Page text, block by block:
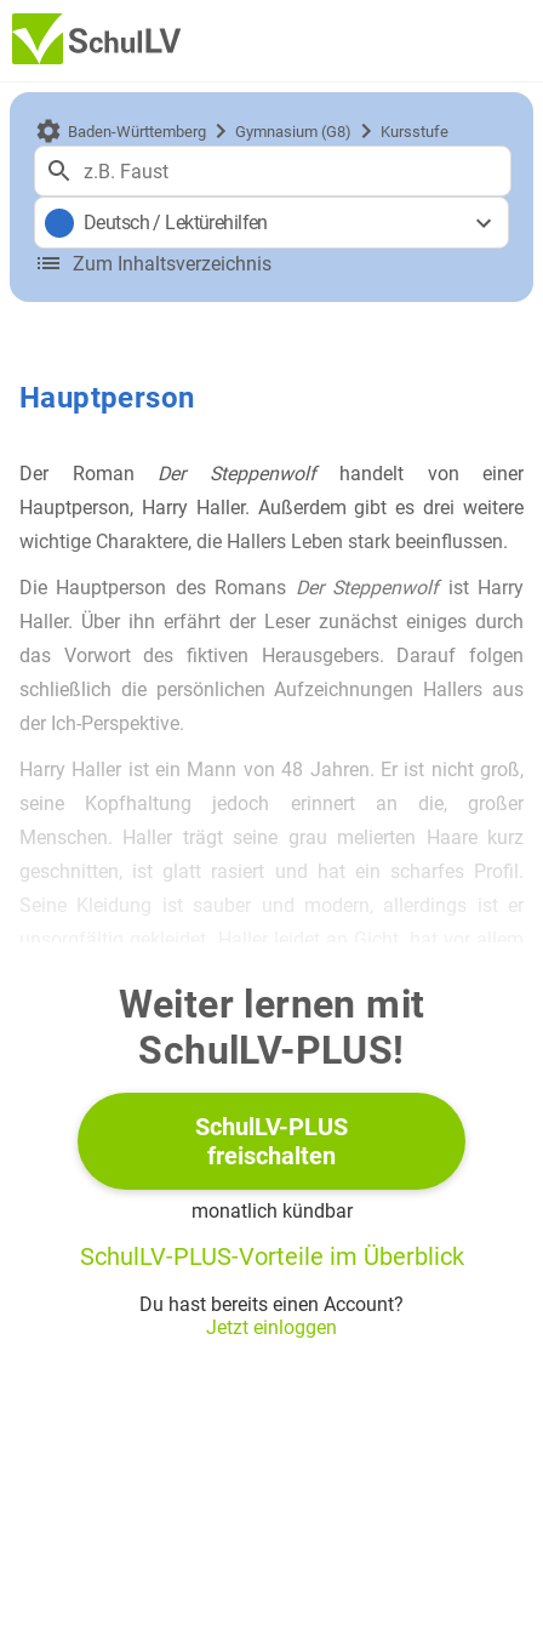
Baden-Württemberg Gymnasium (G8) Kursstufe
Deutsch/ Lektürehilfen
Zum Inhaltsverzeichnis
Hauptperson
Der Roman Der Steppenwolfhandelt von einer
Hauptperson, Harry Haller. Außerdem gibt es drei weitere
wichtige Charaktere, die Hallers Leben stark beeinflussen.
Die Hauptperson des Romans Der Steppenwolfist Harry
Haller. Über ihn erfährt der Leser zunächst einiges durch
das Vorwort des fiktiven Herausgebers. Darauf folgen
schließlich die persönlichen Aufzeichnungen Hallers aus
der Ich-Perspektive.
Harry Haller ist ein Mann von 48 Jahren. Er ist nicht groß,
seine Kopfhaltung jedoch erinnert an die, großer
Menschen. Haller trägt seine grau melierten Haare kurz
geschnitten, ist glatt rasiert und hat ein scharfes Profil.
Seine Kleidung ist sauber und modern, allerdings ist er
sein gesamtes Auftreten hinterlässt Harry Haller einen
zwiespältigen Eindruck: Er ist einerseits höflich, geht mit
blickt er mit erhobenem Kopf um sich, wählt
temperamentvolle Worte und scheint alles um sich herum
zu belächeln.
Die Hauptfigur kommt offenbar aus einem strengen,
frommen Elternhaus. Haller ist ein gebildeter Mann, der als
Publizist gearbeitet hat und viel gereist ist. Inzwischen wird
er aufgrund seiner vehementen Kritik am Krieg und seiner
Weiter lernen mit
SchulLV-PLUS!
SchulLV-PLUS
freischalten
monatlich kündbar
SchulLV-PLUS-Vorteile im Überblick
Du hast bereits einen Account?
Jetzt einloggen